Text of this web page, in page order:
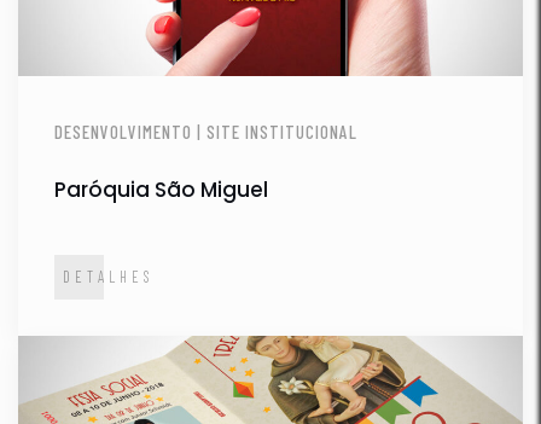
DESENVOLVIMENTO | SITE INSTITUCIONAL
Paróquia São Miguel
DETALHES